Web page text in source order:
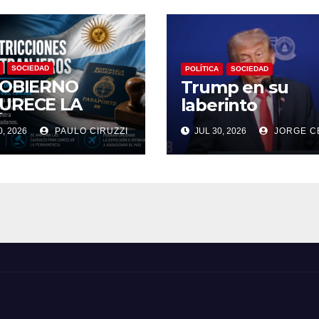
SOCIEDAD
LA
2026 PAULO CIRUZZI
POLÍTICA SOCIEDAD
Trump en su
laberinto
JUL 30, 2026 JORGE